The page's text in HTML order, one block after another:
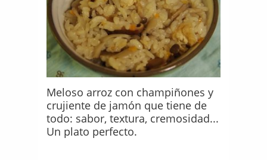
Meloso arroz con champiñones y
crujiente de jamón que tiene de
todo: sabor, textura, cremosidad...
Un plato perfecto.